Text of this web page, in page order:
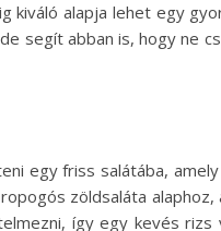
alapja lehet egy
segít abban is, hogy ne
egy friss salátába,
zöldsaláta
így egy kevés